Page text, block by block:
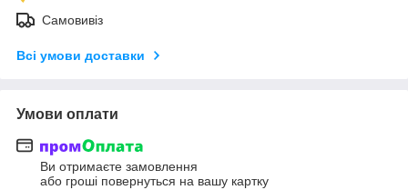
Самовивіз
Всі умови доставки
Умови оплати
Ви отримаєте замовлення
або гроші повернуться на вашу картку